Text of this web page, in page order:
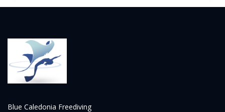
Blue Caledonia Freediving